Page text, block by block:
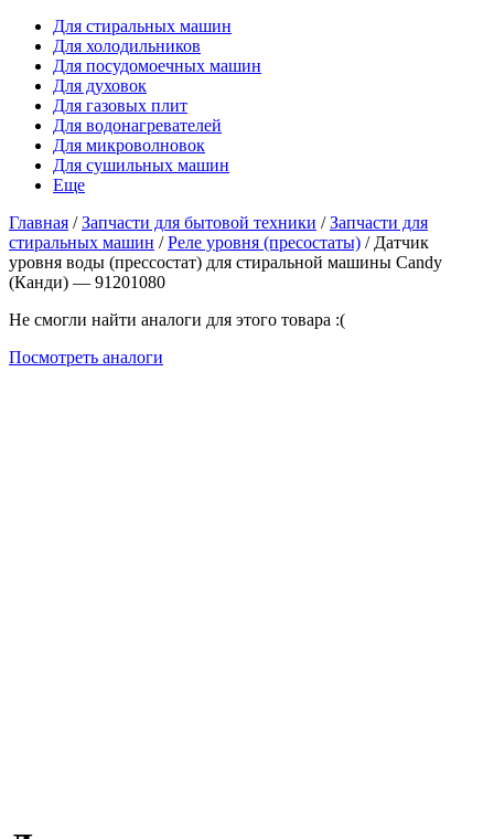
Для стиральных машин
Для холодильников
Для посудомоечных машин
Для духовок
Для газовых плит
Для водонагревателей
Для микроволновок
Для сушильных машин
Еще
Главная /Запчасти для бытовой техники /Запчасти для
стиральных машин /Реле уровня (пресостаты) / Датчик
уровня воды (прессостат) для стиральной машины Candy
(Канди) — 91201080
Не смогли найти аналоги для этого товара :(
Посмотреть аналоги